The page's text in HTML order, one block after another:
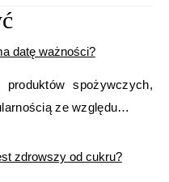
datę ważności?
spożywczych,
ze względu…
zdrowszy od cukru?